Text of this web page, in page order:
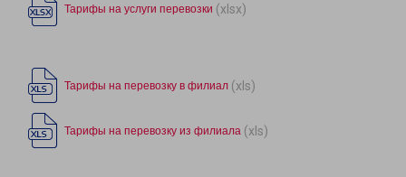
Тарифы на услуги перевозки (xlsx)
Тарифы на перевозку в филиал (xls)
Тарифы на перевозку из филиала (xls)